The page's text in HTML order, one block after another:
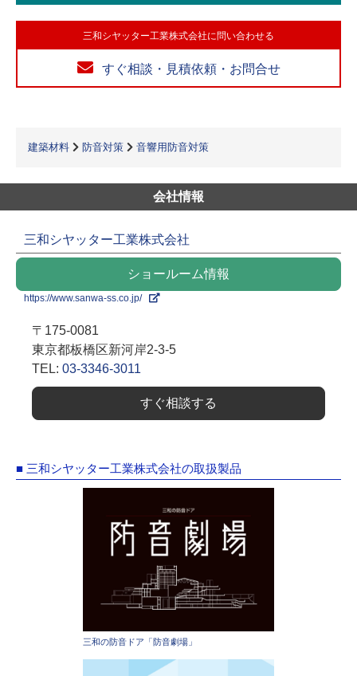
三和シヤッター工業株式会社に問い合わせる
すぐ相談・見積依頼・お問合せ
建築材料 防音対策 音響用防音対策
会社情報
三和シヤッター工業株式会社
ショールーム情報
https://www.sanwa-ss.co.jp/
〒175-0081
東京都板橋区新河岸2-3-5
TEL: 03-3346-3011
すぐ相談する
■ 三和シヤッター工業株式会社の取扱製品
三和の防音ドア「防音劇場」